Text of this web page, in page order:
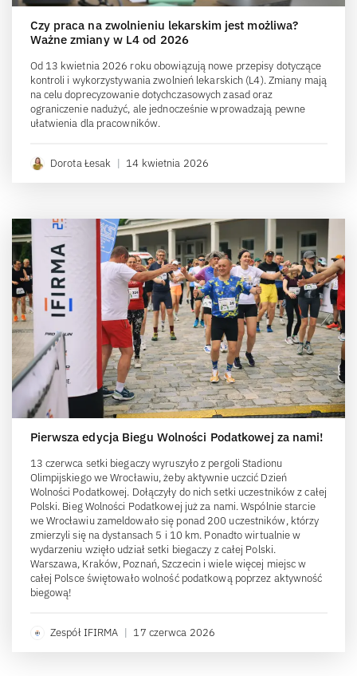
Czy praca na zwolnieniu lekarskim jest możliwa?
Ważne zmiany w L4 od 2026
Od 13 kwietnia 2026 roku obowiązują nowe przepisy dotyczące
kontroli i wykorzystywania zwolnień lekarskich (L4). Zmiany mają
na celu doprecyzowanie dotychczasowych zasad oraz
ograniczenie nadużyć, ale jednocześnie wprowadzają pewne
ułatwienia dla pracowników.
Dorota Łesak | 14 kwietnia 2026
Pierwsza edycja Biegu Wolności Podatkowej za nami!
13 czerwca setki biegaczy wyruszyło z pergoli Stadionu
Olimpijskiego we Wrocławiu, żeby aktywnie uczcić Dzień
Wolności Podatkowej. Dołączyły do nich setki uczestników z całej
Polski. Bieg Wolności Podatkowej już za nami. Wspólnie starcie
we Wrocławiu zameldowało się ponad 200 uczestników, którzy
zmierzyli się na dystansach 5 i 10 km. Ponadto wirtualnie w
wydarzeniu wzięło udział setki biegaczy z całej Polski.
Warszawa, Kraków, Poznań, Szczecin i wiele więcej miejsc w
całej Polsce świętowało wolność podatkową poprzez aktywność
biegową!
Zespół IFIRMA | 17 czerwca 2026